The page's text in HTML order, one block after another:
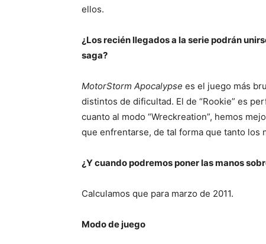
ellos.
¿Los recién llegados a la serie podrán
saga?
MotorStorm Apocalypse es el juego más
distintos de dificultad. El de “Rookie” es
cuanto al modo “Wreckreation”, hemos
que enfrentarse, de tal forma que tanto los
¿Y cuando podremos poner las manos
Calculamos que para marzo de 2011.
Modo de juego